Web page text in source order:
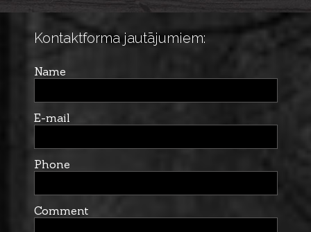
Kontaktforma jautājumiem:
Name
E-mail
Phone
Comment